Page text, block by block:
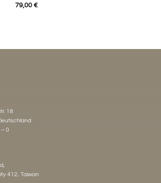
79,00 €
18
0
412, Taiwan